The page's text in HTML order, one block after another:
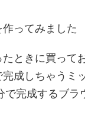
ってみました
たときに買って
成しちゃうミ
で完成するブラ